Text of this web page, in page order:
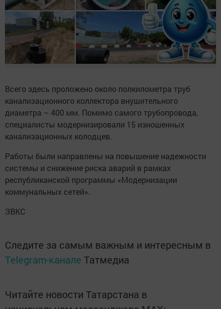
Всего здесь проложено около полкилометра труб
канализационного коллектора внушительного
диаметра – 400 мм. Помимо самого трубопровода,
специалисты модернизировали 15 изношенных
канализационных колодцев.
Работы были направлены на повышение надежности
системы и снижение риска аварий в рамках
республиканской программы «Модернизации
коммунальных сетей».
ЗВКС
Следите за самым важным и интересным в
Telegram-канале Татмедиа
Читайте новости Татарстана в